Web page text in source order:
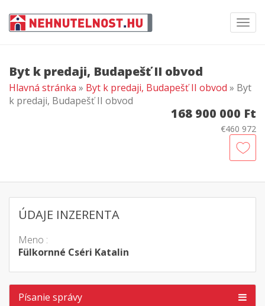
Byt k predaji, Budapešť II obvod
Hlavná stránka » Byt k predaji, Budapešť II obvod » Byt
k predaji, Budapešť II obvod
168 900 000 Ft
€460 972
ÚDAJE INZERENTA
Meno :
Fülkornné Cséri Katalin
Písanie správy